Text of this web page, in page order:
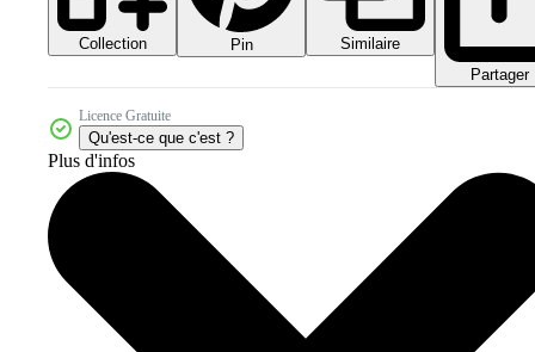
Collection Pin
Similaire
Partager
Licence Gratuite
Qu'est-ce que c'est ?
Plus d'infos